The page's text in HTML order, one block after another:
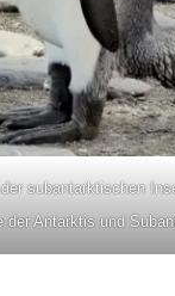
subantarktischen
der Antarktis und